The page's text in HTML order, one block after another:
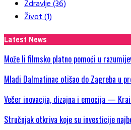
Zdravlje(36)
Život(1)
Latest News
Može li filmsko platno pomoći u
Mladi Dalmatinac otišao do Zagreba u
Večer inovacija, dizajna i emocija —
Stručnjak otkriva koje su investicije